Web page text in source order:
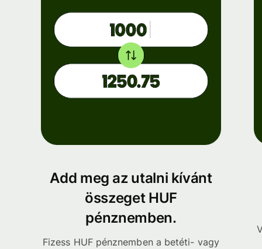
Add meg az utalni kívánt
összeget HUF
pénznemben.
Fizess HUF pénznemben a betéti- vagy